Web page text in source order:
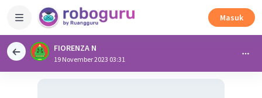
Masuk
FIORENZA N
19 November 2023 03:31